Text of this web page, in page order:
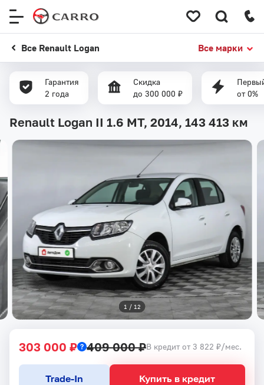
Все Renault Logan Все марки
Гарантия
2 года
Скидка
до 300 000 ₽
от 0%
Renault Logan II 1.6 MT, 2014, 143 413 км
1 / 12
303 000 ₽ 409 000 ₽В кредит от 3 822 ₽/мес.
Купить в кредит
Trade-In